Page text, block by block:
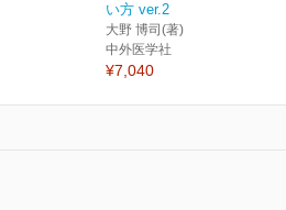
い方 ver.2
大野 博司(著)
中外医学社
¥7,040